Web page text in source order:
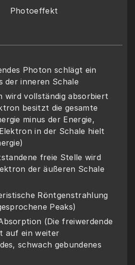
Photoeffekt
Photon schlägt ein
der inneren Schale
wird vollständig absorbiert
besitzt die gesamte
minus der Energie,
in der Schale hielt
freie Stelle wird
der äußeren Schale
Röntgenstrahlung
Peaks)
(Die freiwerdende
auf ein weiter
schwach gebundenes